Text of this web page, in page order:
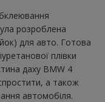
розроблена
для авто. Готова
плівки
даху BMW 4
а також
автомобіля.